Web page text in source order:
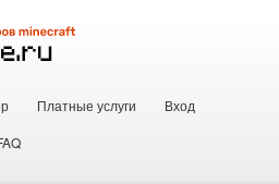
Платные услуги
Вход